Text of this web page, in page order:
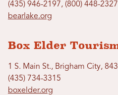
(435) 946-2197, (800) 448-2327
bearlake.org
Box Elder
1 S. Main St., Brigham City,
(435) 734-3315
boxelder.org